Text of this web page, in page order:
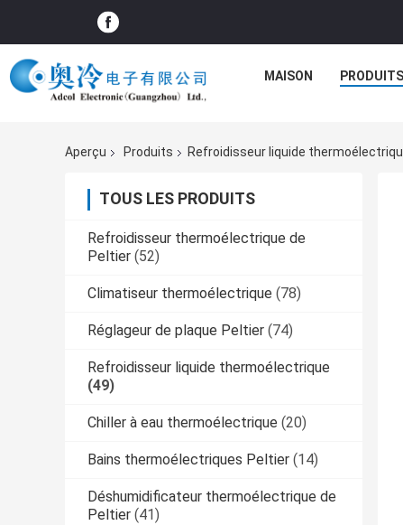
MAISON PRODUITS
Aperçu Produits Refroidisseur liquide
TOUS LES PRODUITS
Refroidisseur thermoélectrique de
Peltier (52)
Climatiseur thermoélectrique (78)
Réglageur de plaque Peltier (74)
Refroidisseur liquide thermoélectrique
(49)
Chiller à eau thermoélectrique (20)
Bains thermoélectriques Peltier (14)
Déshumidificateur thermoélectrique de
Peltier (41)